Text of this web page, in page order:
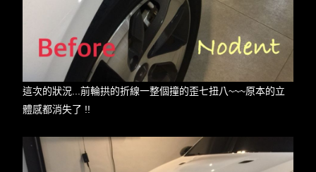
這次的狀況...前輪拱的折線一整個撞的歪七扭八~~~原本的立
體感都消失了 !!